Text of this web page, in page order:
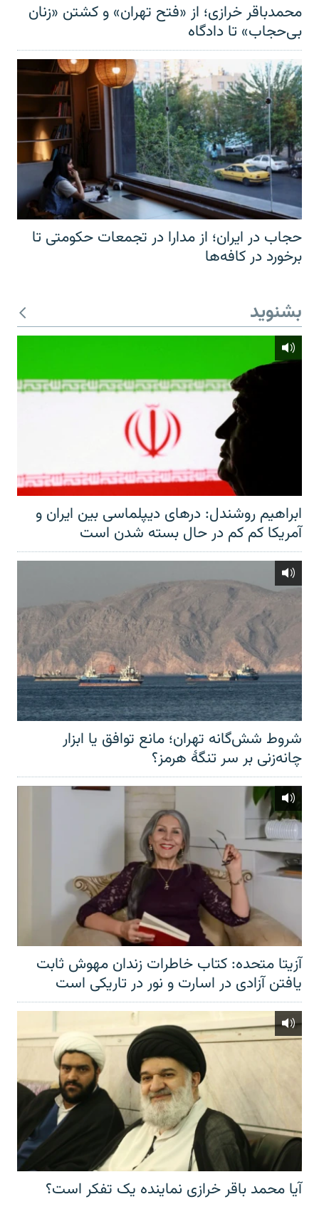
محمدباقر خرازی؛ از «فتح تهران» و کشتن «زنان
بی‌حجاب» تا دادگاه
حجاب در ایران؛ از مدارا در تجمعات حکومتی تا
برخورد در کافه‌ها
بشنوید
ابراهیم روشندل: درهای دیپلماسی بین ایران و
آمریکا کم کم در حال بسته شدن است
شروط شش‌گانه تهران؛ مانع توافق یا ابزار
چانه‌زنی بر سر تنگهٔ هرمز؟
آزیتا متحده: کتاب خاطرات زندان مهوش ثابت
یافتن آزادی در اسارت و نور در تاریکی است
آیا محمد باقر خرازی نماینده یک تفکر است؟